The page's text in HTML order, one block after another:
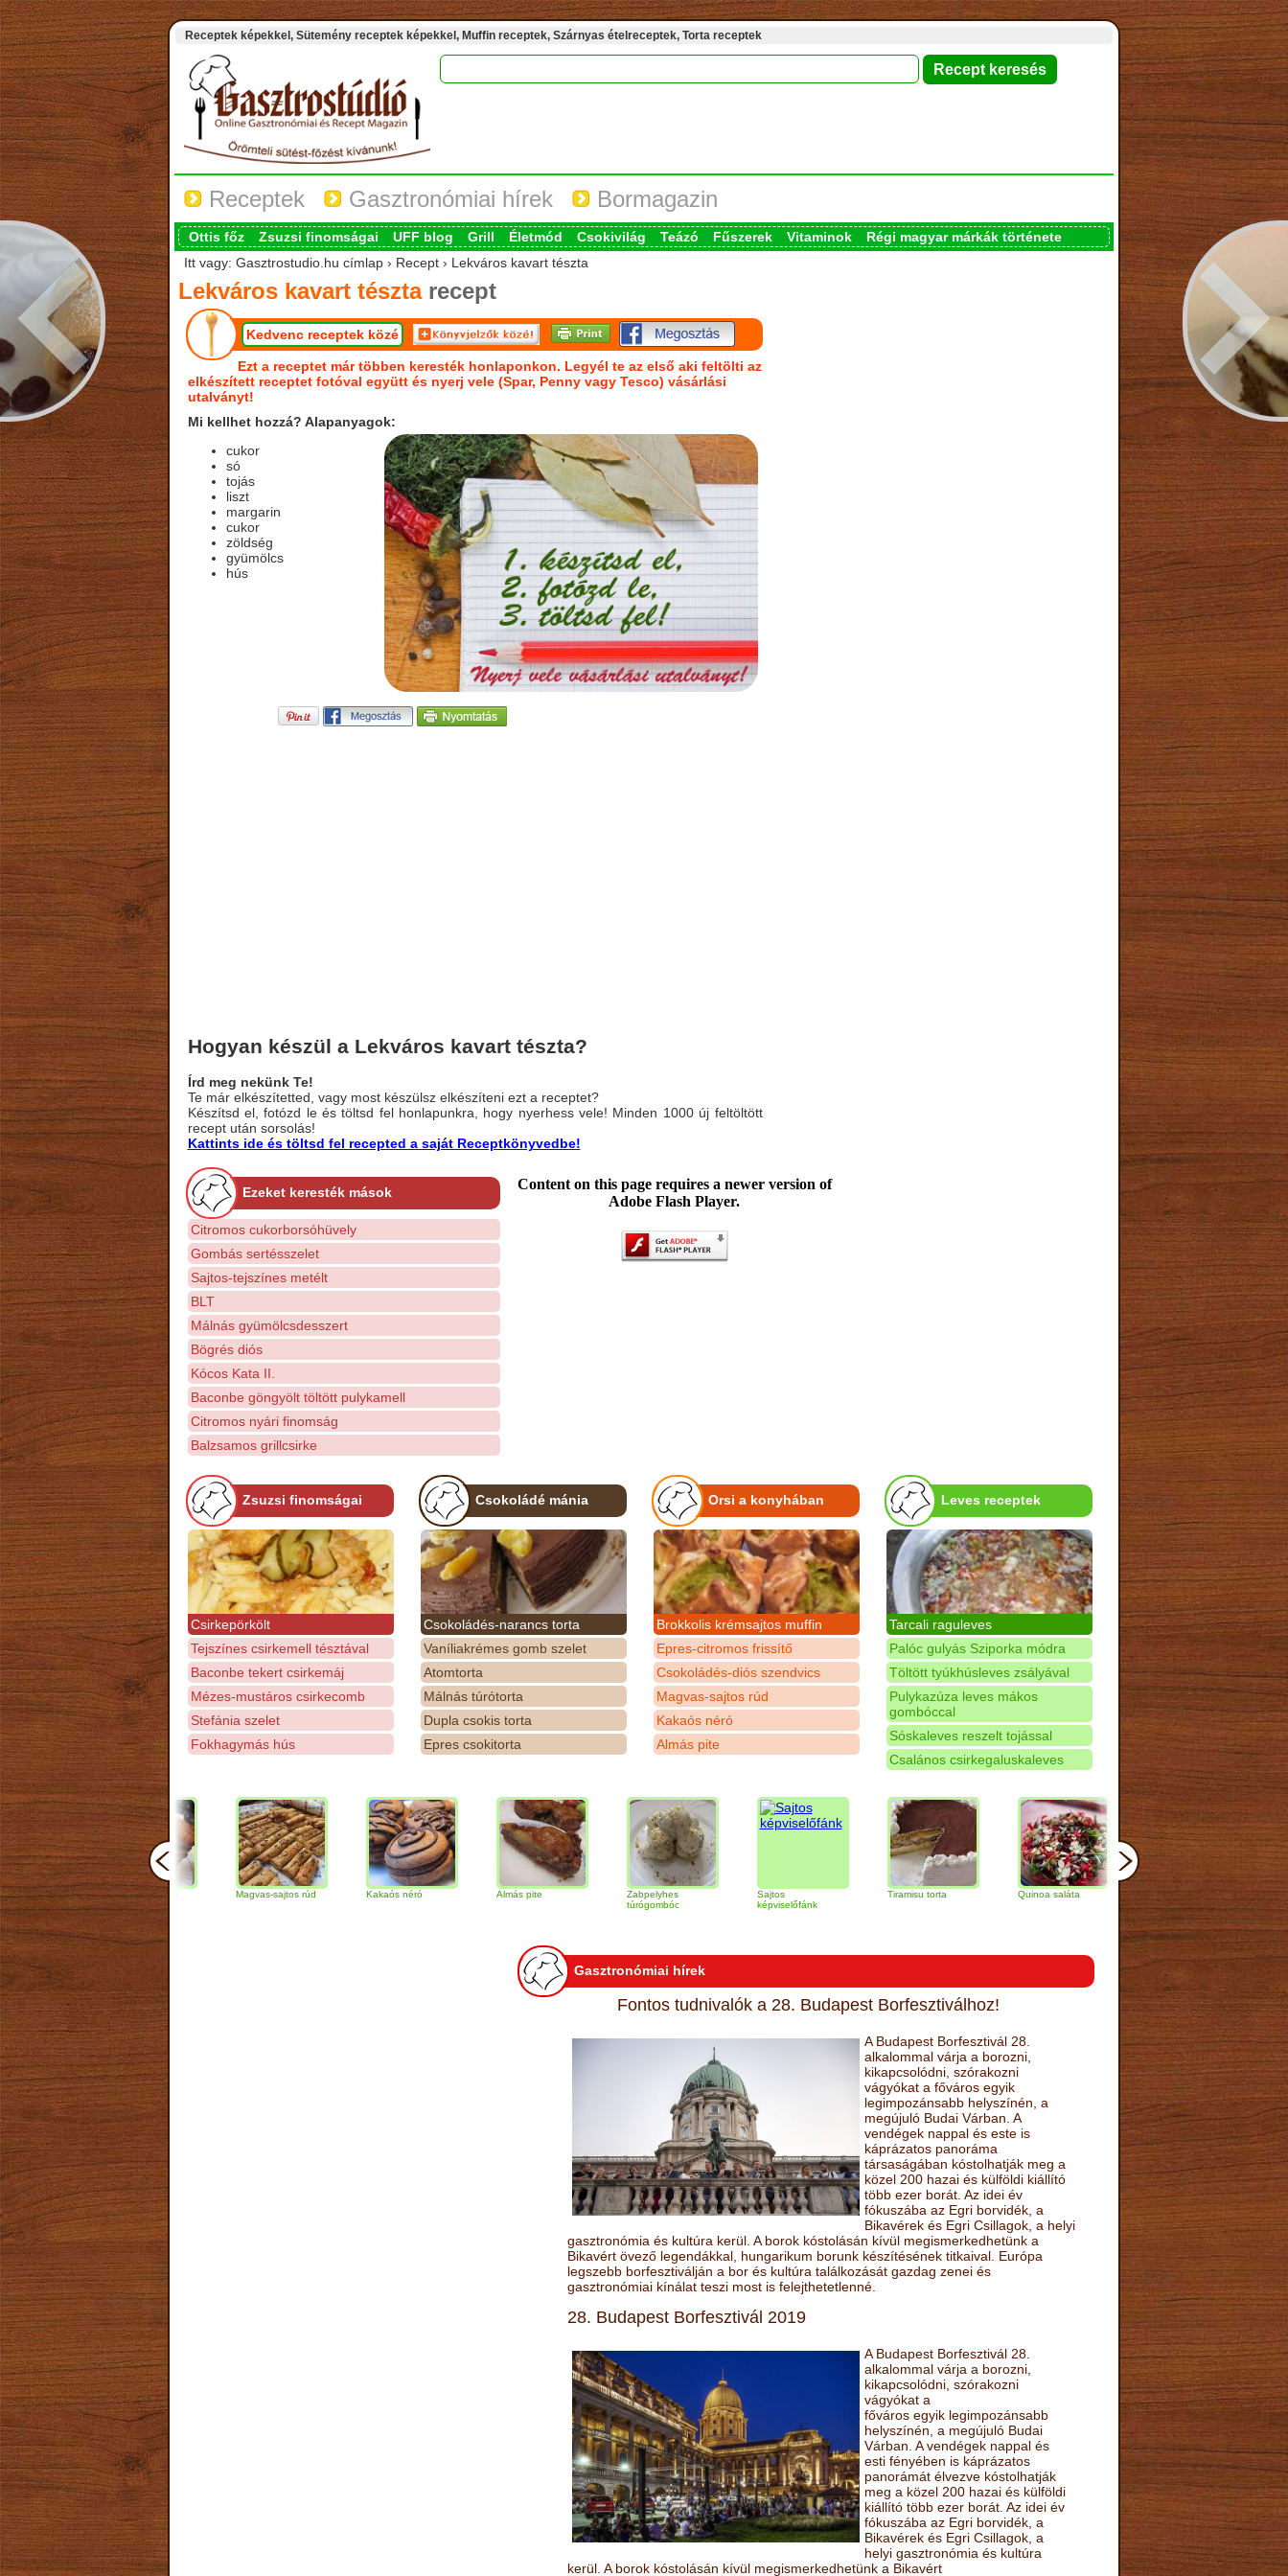
Receptek képekkel, Sütemény receptek képekkel, Muffin receptek, Szárnyas ételreceptek, Torta receptek
Receptek Gasztronómiai hírek Bormagazin
Ottis főz Zsuzsi finomságai UFF blog Grill Életmód Csokivilág Teázó Fűszerek Vitaminok
Régi magyar márkák története
Itt vagy: Gasztrostudio.hu címlap › Recept › Lekváros kavart tészta
Lekváros kavart tésztarecept
Kedvenc receptek közé
Ezt a receptet már többen keresték honlaponkon. Legyél te az első aki feltölti az
elkészített receptet fotóval együtt és nyerj vele (Spar, Penny vagy Tesco) vásárlási
utalványt!
Mi kellhet hozzá? Alapanyagok:
cukor
só
tojás
liszt
margarin
cukor
zöldség
gyümölcs
hús
Hogyan készül a Lekváros kavart tészta?
Írd meg nekünk Te!
Te már elkészítetted, vagy most készülsz elkészíteni ezt a receptet?
Készítsd el, fotózd le és töltsd fel honlapunkra, hogy nyerhess vele! Minden 1000 új feltöltött
recept után sorsolás!
Kattints ide és töltsd fel recepted a saját Receptkönyvedbe!
Ezeket keresték mások
Citromos cukorborsóhüvely
Gombás sertésszelet
Sajtos-tejszínes metélt
BLT
Málnás gyümölcsdesszert
Bögrés diós
Kócos Kata II.
Baconbe göngyölt töltött pulykamell
Citromos nyári finomság
Balzsamos grillcsirke
Content on this page requires a newer version of
Adobe Flash Player.
Zsuzsi finomságai
Csirkepörkölt
Tejszínes csirkemell tésztával
Baconbe tekert csirkemáj
Mézes-mustáros csirkecomb
Stefánia szelet
Fokhagymás hús
Csokoládé mánia
Csokoládés-narancs torta
Vaníliakrémes gomb szelet
Atomtorta
Málnás túrótorta
Dupla csokis torta
Epres csokitorta
Orsi a konyhában
Brokkolis krémsajtos muffin
Epres-citromos frissítő
Csokoládés-diós szendvics
Magvas-sajtos rúd
Kakaós néró
Almás pite
Leves receptek
Tarcali raguleves
Palóc gulyás Sziporka módra
Töltött tyúkhúsleves zsályával
Pulykazúza leves mákos
gombóccal
Sóskaleves reszelt tojással
Csalános csirkegaluskaleves
Csokoládés-diós
szendvics
Magvas-sajtos rúd Kakaós néró Almás pite
Zabpelyhes
túrógombóc
képviselőfánk
Tiramisu torta Quinoa saláta Mandulás kifli
narancs
Gasztronómiai hírek
Fontos tudnivalók a 28. Budapest Borfesztiválhoz!
A Budapest Borfesztivál 28.
alkalommal várja a borozni,
kikapcsolódni, szórakozni
vágyókat a főváros egyik
legimpozánsabb helyszínén, a
megújuló Budai Várban. A
vendégek nappal és este is
káprázatos panoráma
társaságában kóstolhatják meg a
közel 200 hazai és külföldi kiállító
több ezer borát. Az idei év
fókuszába az Egri borvidék, a
Bikavérek és Egri Csillagok, a helyi
gasztronómia és kultúra kerül. A borok kóstolásán kívül megismerkedhetünk a
Bikavért övező legendákkal, hungarikum borunk készítésének titkaival. Európa
legszebb borfesztiválján a bor és kultúra találkozását gazdag zenei és
gasztronómiai kínálat teszi most is felejthetetlenné.
28. Budapest Borfesztivál 2019
A Budapest Borfesztivál 28.
alkalommal várja a borozni,
kikapcsolódni, szórakozni
vágyókat a
főváros egyik legimpozánsabb
helyszínén, a megújuló Budai
Várban. A vendégek nappal és
esti fényében is káprázatos
panorámát élvezve kóstolhatják
meg a közel 200 hazai és külföldi
kiállító több ezer borát. Az idei év
fókuszába az Egri borvidék, a
Bikavérek és Egri Csillagok, a
helyi gasztronómia és kultúra
kerül. A borok kóstolásán kívül megismerkedhetünk a Bikavért